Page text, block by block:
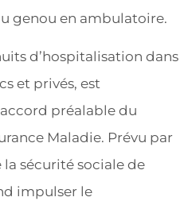
genou en ambulatoire.
d’hospitalisation dans
et privés, est
préalable du
Maladie. Prévu par
sécurité sociale de
impulser le